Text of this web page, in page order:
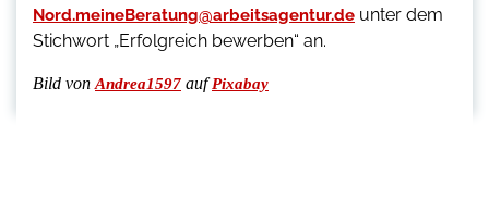
Nord.meineBeratung@arbeitsagentur.de unter dem
Stichwort „Erfolgreich bewerben“ an.
Bild von Andrea1597 aufPixabay